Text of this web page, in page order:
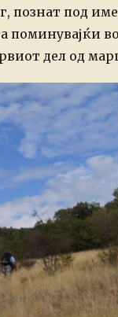
познат под
поминувајќи
дел од